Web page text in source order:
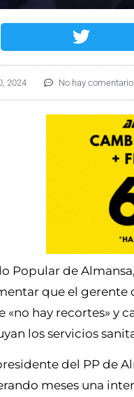
2024 No hay
Popular de
que el
hay recortes» y
los servicios
del PP de
meses una